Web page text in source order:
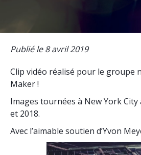
Publié le 8 avril 2019
Clip vidéo réalisé pour le groupe
Maker !
Images tournées à New York
et 2018.
Avec l’aimable soutien d’Yvon